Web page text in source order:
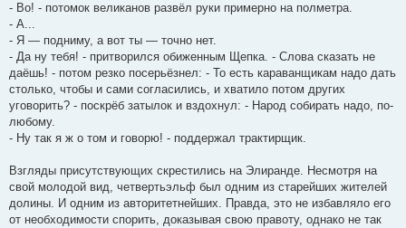
- Во! - потомок великанов развёл руки примерно на полметра.
- А...
- Я — подниму, а вот ты — точно нет.
- Да ну тебя! - притворился обиженным Щепка. - Слова сказать не
даёшь! - потом резко посерьёзнел: - То есть караванщикам надо дать
столько, чтобы и сами согласились, и хватило потом других
уговорить? - поскрёб затылок и вздохнул: - Народ собирать надо, по-
любому.
- Ну так я ж о том и говорю! - поддержал трактирщик.
Взгляды присутствующих скрестились на Элиранде. Несмотря на
свой молодой вид, четвертьэльф был одним из старейших жителей
долины. И одним из авторитетнейших. Правда, это не избавляло его
от необходимости спорить, доказывая свою правоту, однако не так